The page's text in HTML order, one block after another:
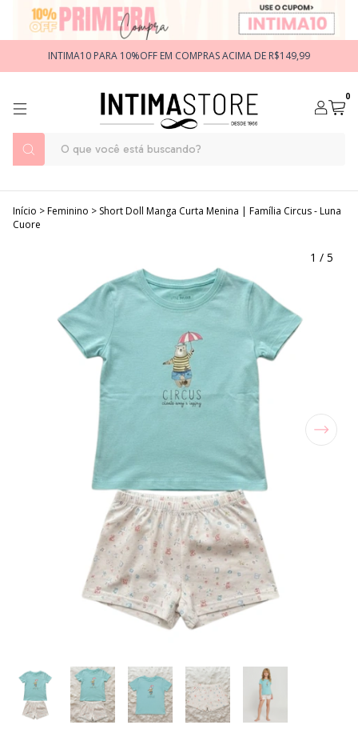
INTIMA10 PARA 10%OFF EM COMPRAS ACIMA DE R$149,99
0
Início >Feminino > Short Doll Manga Curta Menina | Família Circus - Luna
Cuore
1 / 5